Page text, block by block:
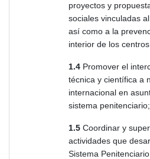
proyectos y
sociales vinculadas
así como a la
interior de los
1.4 Promover el
técnica y científica a
internacional en
sistema penitenciario;
1.5 Coordinar y
actividades que
Sistema